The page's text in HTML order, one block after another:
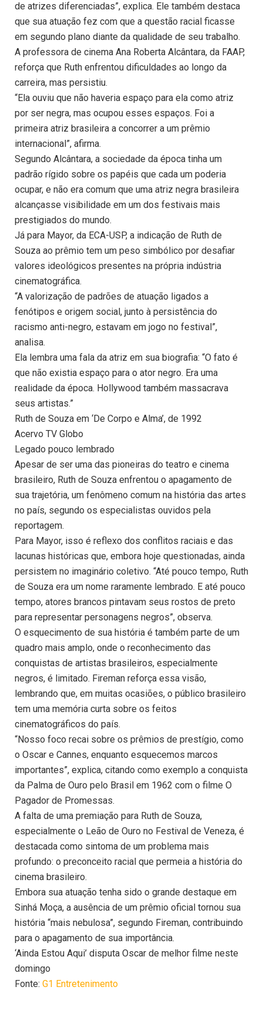
de atrizes diferenciadas”, explica. Ele também destaca
que sua atuação fez com que a questão racial ficasse
em segundo plano diante da qualidade de seu trabalho.
A professora de cinema Ana Roberta Alcântara, da FAAP,
reforça que Ruth enfrentou dificuldades ao longo da
carreira, mas persistiu.
“Ela ouviu que não haveria espaço para ela como atriz
por ser negra, mas ocupou esses espaços. Foi a
primeira atriz brasileira a concorrer a um prêmio
internacional”, afirma.
Segundo Alcântara, a sociedade da época tinha um
padrão rígido sobre os papéis que cada um poderia
ocupar, e não era comum que uma atriz negra brasileira
alcançasse visibilidade em um dos festivais mais
prestigiados do mundo.
Já para Mayor, da ECA-USP, a indicação de Ruth de
Souza ao prêmio tem um peso simbólico por desafiar
valores ideológicos presentes na própria indústria
cinematográfica.
“A valorização de padrões de atuação ligados a
fenótipos e origem social, junto à persistência do
racismo anti-negro, estavam em jogo no festival”,
analisa.
Ela lembra uma fala da atriz em sua biografia: “O fato é
que não existia espaço para o ator negro. Era uma
realidade da época. Hollywood também massacrava
seus artistas.”
Ruth de Souza em ‘De Corpo e Alma’, de 1992
Acervo TV Globo
Legado pouco lembrado
Apesar de ser uma das pioneiras do teatro e cinema
brasileiro, Ruth de Souza enfrentou o apagamento de
sua trajetória, um fenômeno comum na história das artes
no país, segundo os especialistas ouvidos pela
reportagem.
Para Mayor, isso é reflexo dos conflitos raciais e das
lacunas históricas que, embora hoje questionadas, ainda
persistem no imaginário coletivo. “Até pouco tempo, Ruth
de Souza era um nome raramente lembrado. E até pouco
tempo, atores brancos pintavam seus rostos de preto
para representar personagens negros”, observa.
O esquecimento de sua história é também parte de um
quadro mais amplo, onde o reconhecimento das
conquistas de artistas brasileiros, especialmente
negros, é limitado. Fireman reforça essa visão,
lembrando que, em muitas ocasiões, o público brasileiro
tem uma memória curta sobre os feitos
cinematográficos do país.
“Nosso foco recai sobre os prêmios de prestígio, como
o Oscar e Cannes, enquanto esquecemos marcos
importantes”, explica, citando como exemplo a conquista
da Palma de Ouro pelo Brasil em 1962 com o filme O
Pagador de Promessas.
A falta de uma premiação para Ruth de Souza,
especialmente o Leão de Ouro no Festival de Veneza, é
destacada como sintoma de um problema mais
profundo: o preconceito racial que permeia a história do
cinema brasileiro.
Embora sua atuação tenha sido o grande destaque em
Sinhá Moça, a ausência de um prêmio oficial tornou sua
história “mais nebulosa”, segundo Fireman, contribuindo
para o apagamento de sua importância.
‘Ainda Estou Aqui’ disputa Oscar de melhor filme neste
domingo
Fonte: G1 Entretenimento